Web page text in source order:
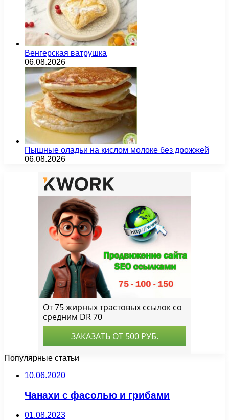
Венгерская ватрушка
06.08.2026
Пышные оладьи на кислом молоке без дрожжей
06.08.2026
Популярные статьи
10.06.2020
Чанахи с фасолью и грибами
01.08.2023